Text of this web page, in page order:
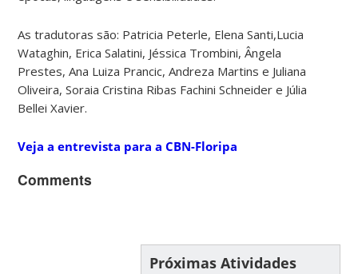
As tradutoras são: Patricia Peterle, Elena Santi,Lucia
Wataghin, Erica Salatini, Jéssica Trombini, Ângela
Prestes, Ana Luiza Prancic, Andreza Martins e Juliana
Oliveira, Soraia Cristina Ribas Fachini Schneider e Júlia
Bellei Xavier.
Veja a entrevista para a CBN-Floripa
Comments
Próximas Atividades